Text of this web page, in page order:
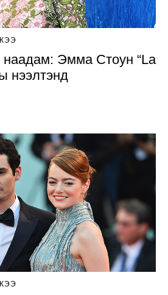
наадам: Эмма Стоун “La
нээлтэнд